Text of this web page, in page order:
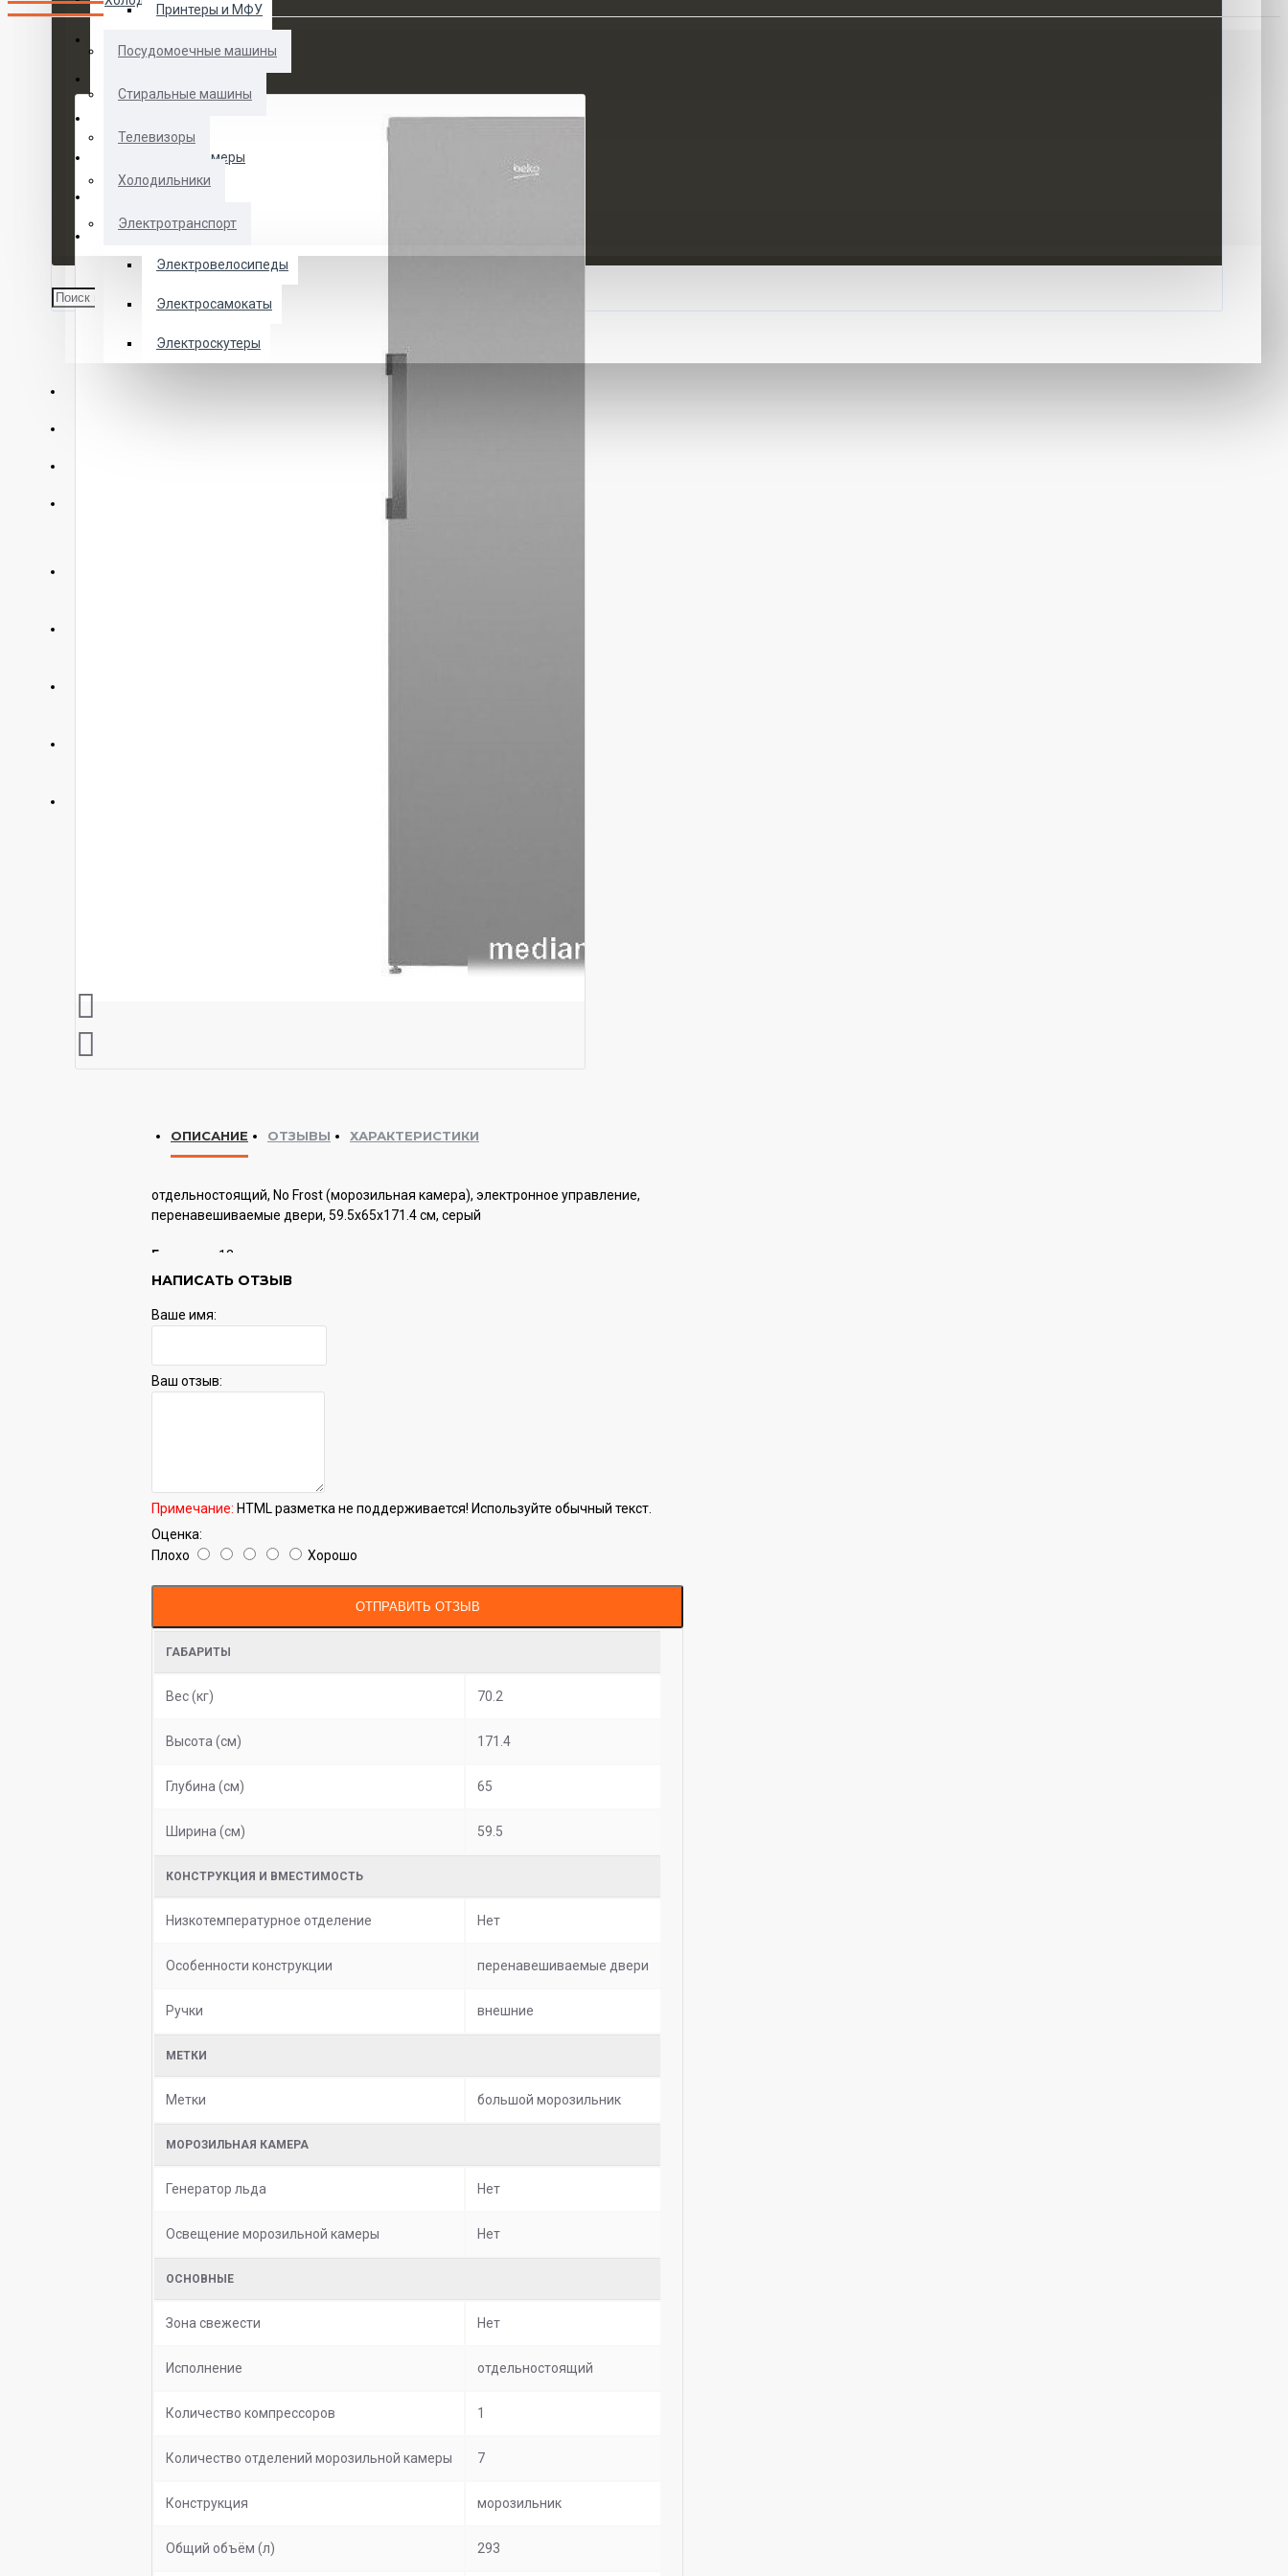
Морозильные камеры
Телевизоры
Принтеры и МФУ
Посудомоечные машины
Стиральные машины
Телевизоры
Холодильники
Электротранспорт
Электровелосипеды
Электросамокаты
Электроскутеры
ОПИСАНИЕ ОТЗЫВЫ ХАРАКТЕРИСТИКИ
отдельностоящий, No Frost (морозильная камера), электронное управление,
перенавешиваемые двери, 59.5x65x171.4 см, серый
Гарантия: 12 мес.
НАПИСАТЬ ОТЗЫВ
Ваше имя:
Ваш отзыв:
Примечание: HTML разметка не поддерживается! Используйте обычный текст.
Оценка:
Плохо
Хорошо
ОТПРАВИТЬ ОТЗЫВ
ГАБАРИТЫ
Вес (кг) 70.2
Высота (см) 171.4
Глубина (см) 65
Ширина (см) 59.5
КОНСТРУКЦИЯ И ВМЕСТИМОСТЬ
Низкотемпературное отделение Нет
Особенности конструкции перенавешиваемые двери
Ручки внешние
МЕТКИ
Метки большой морозильник
МОРОЗИЛЬНАЯ КАМЕРА
Генератор льда Нет
Освещение морозильной камеры Нет
ОСНОВНЫЕ
Зона свежести Нет
Исполнение отдельностоящий
Количество компрессоров 1
Количество отделений морозильной камеры 7
Конструкция морозильник
Общий объём (л) 293